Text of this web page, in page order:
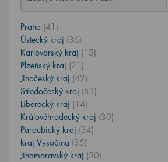
Praha (41)
Ústecký kraj (36)
Karlovarský kraj (15)
Plzeňský kraj (21)
Jihočeský kraj (42)
Středočeský kraj (53)
Liberecký kraj (14)
Královéhradecký kraj (30)
Pardubický kraj (34)
kraj Vysočina (35)
Jihomoravský kraj (50)